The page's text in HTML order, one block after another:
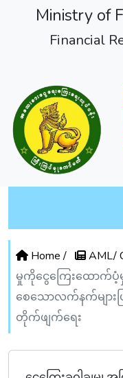
Ministry of
Financial
Home / AML/
မှုကိုငွေကြေးထောက်ပံ့
စေသောလက်နက်များပ
တိုက်ဖျက်ရေး